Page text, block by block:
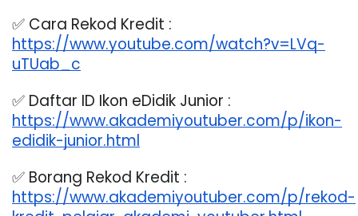
✅ Cara Rekod Kredit :
https://www.youtube.com/watch?v=LVq-
uTUab_c
✅ Daftar ID Ikon eDidik Junior :
https://www.akademiyoutuber.com/p/ikon-
edidik-junior.html
✅ Borang Rekod Kredit :
https://www.akademiyoutuber.com/p/rekod-